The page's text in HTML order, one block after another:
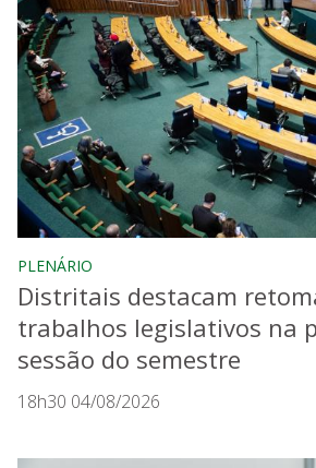
PLENÁRIO
Distritais destacam
trabalhos legislativos na
sessão do semestre
18h30 04/08/2026